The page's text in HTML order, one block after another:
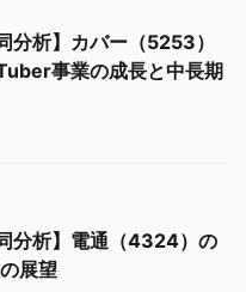
分析】カバー（5253）
事業の成長と中長期
分析】電通（4324）の
展望